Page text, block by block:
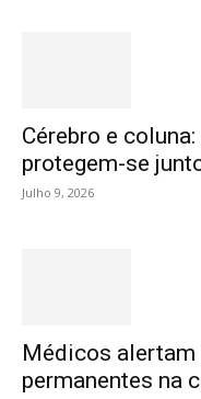
Cérebro e
protegem-se
Julho 9, 2026
Médicos alertam
permanentes na